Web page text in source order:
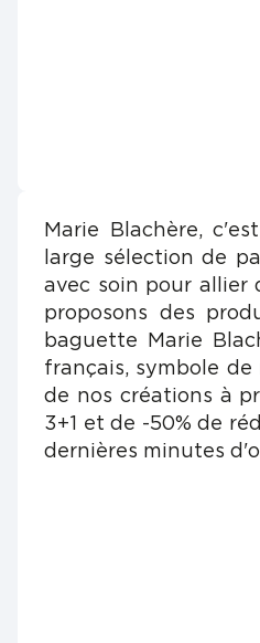
Marie Blachère,
large sélection de
avec soin pour allier
proposons des
baguette Marie
français, symbole
de nos créations à
3+1 et de -50% de
dernières minutes